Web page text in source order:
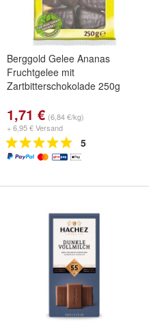
Berggold Gelee Ananas
Fruchtgelee mit
Zartbitterschokolade 250g
1,71 € (6,84 €/kg)
+ 6,95 € Versand
5